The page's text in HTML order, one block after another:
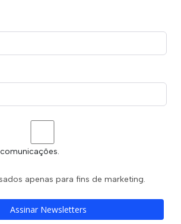
apenas para fins de marketing.
Assinar Newsletters